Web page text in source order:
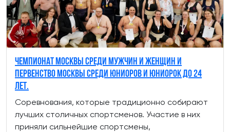
Чемпионат Москвы среди мужчин и женщин и
Первенство Москвы среди юниоров и юниорок до 24
лет.
Соревнования, которые традиционно собирают
лучших столичных спортсменов. Участие в них
приняли сильнейшие спортсмены,